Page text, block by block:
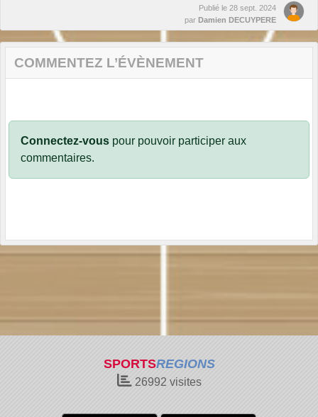
Publié le 28 sept. 2024
par Damien DECUYPERE
COMMENTEZ L’ÉVÈNEMENT
Connectez-vous pour pouvoir participer aux
commentaires.
SPORTSREGIONS
26992 visites